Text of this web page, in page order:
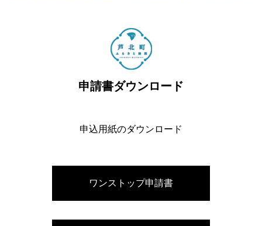
申請書ダウンロード
申込用紙のダウンロード
ワンストップ申請書